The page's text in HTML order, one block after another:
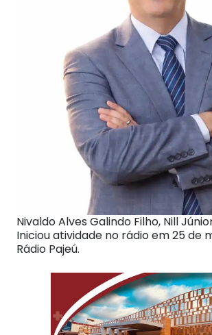
Nivaldo Alves Galindo Filho, Nill
Iniciou atividade no rádio em 25 de
Rádio Pajeú.